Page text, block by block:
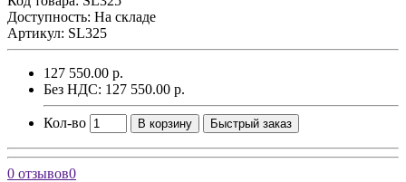
Доступность: На складе
Артикул: SL325
127 550.00 р.
Без НДС: 127 550.00 р.
Кол-во В корзину Быстрый заказ
0 отзывов0